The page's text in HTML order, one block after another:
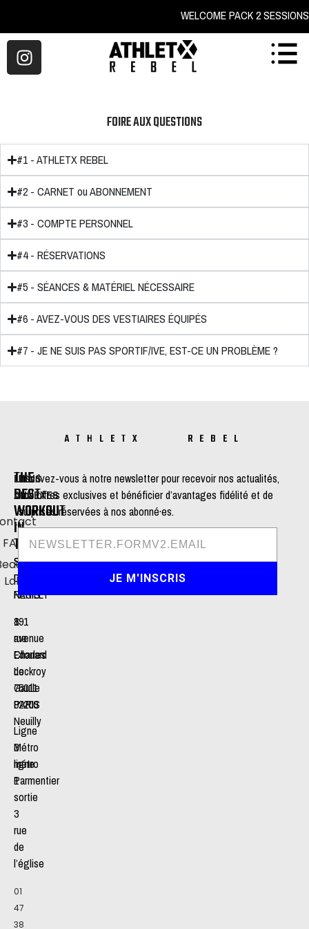
WELCOME PACK 2
FOIRE AUX QUESTIONS
#1 - ATHLETX REBEL
#2 - CARNET ou ABONNEMENT
#3 - COMPTE PERSONNEL
#4 - RÉSERVATIONS
#5 - SÉANCES & MATÉRIEL NÉCESSAIRE
#6 - AVEZ-VOUS DES VESTIAIRES ÉQUIPÉS
#7 - JE NE SUIS PAS SPORTIF/IVE, EST-CE UN PROBLÈME ?
ATHLETX REBEL
THE
BEST
WORKOUT
IN
TOWN
STUDIO
DE
NEUILLY
191
avenue
Charles
de
Gaulle
92200
Neuilly
Métro
ligne
1
sortie
3
rue
de
l’église
01
47
38
STUDIO
DE
PARIS
8
rue
Edouard
Lockroy
75011
PARIS
Ligne
3
métro
Parmentier
LIENS
ANNEXES
FAQ
Lab
Inscrivez-vous à notre newsletter pour recevoir nos actualités,
nos offres exclusives et bénéficier d’avantages fidélité et de
surprises réservées à nos abonné·es.
JE M'INSCRIS